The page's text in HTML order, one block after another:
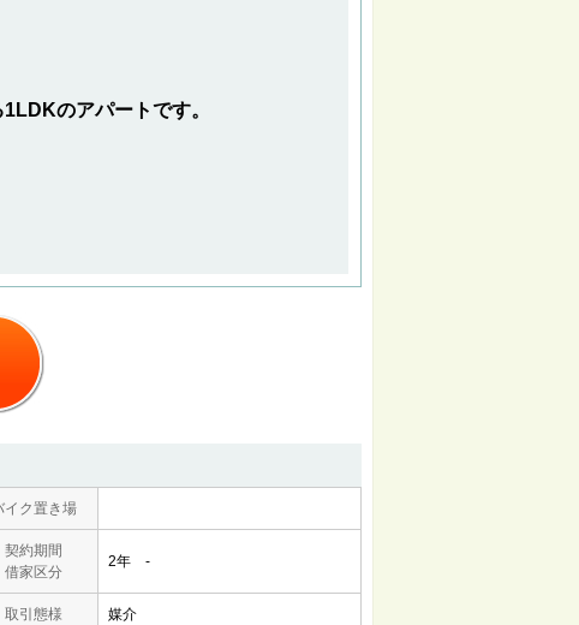
のアパートです。
イク置き場
契約期間
借家区分
2年 -
取引態様 媒介